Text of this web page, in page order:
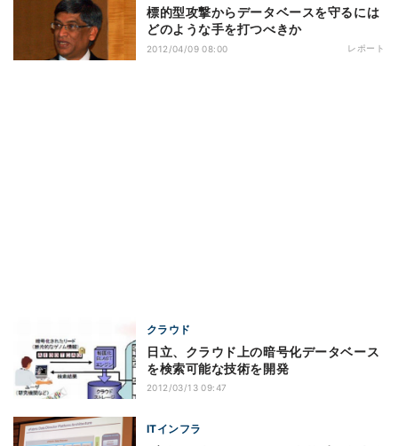
標的型攻撃からデータベースを守るには
どのような手を打つべきか
2012/04/09 08:00 レポート
クラウド
日立、クラウド上の暗号化データベース
を検索可能な技術を開発
2012/03/13 09:47
ITインフラ